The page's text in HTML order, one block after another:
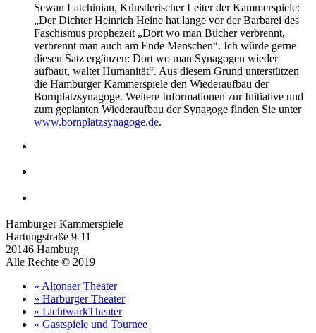
Sewan Latchinian, Künstlerischer Leiter der Kammerspiele:
„Der Dichter Heinrich Heine hat lange vor der Barbarei des
Faschismus prophezeit „Dort wo man Bücher verbrennt,
verbrennt man auch am Ende Menschen“. Ich würde gerne
diesen Satz ergänzen: Dort wo man Synagogen wieder
aufbaut, waltet Humanität“. Aus diesem Grund unterstützen
die Hamburger Kammerspiele den Wiederaufbau der
Bornplatzsynagoge. Weitere Informationen zur Initiative und
zum geplanten Wiederaufbau der Synagoge finden Sie unter
www.bornplatzsynagoge.de.
Hamburger Kammerspiele
Hartungstraße 9-11
20146 Hamburg
Alle Rechte © 2019
» Altonaer Theater
» Harburger Theater
» LichtwarkTheater
» Gastspiele und Tournee